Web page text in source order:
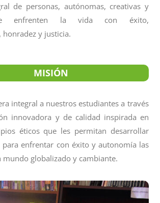
de personas, autónomas, creativas y
enfrenten la vida con éxito,
y justicia.
MISIÓN
integral a nuestros estudiantes a través
innovadora y de calidad inspirada en
éticos que les permitan desarrollar
para enfrentar con éxito y autonomía las
mundo globalizado y cambiante.